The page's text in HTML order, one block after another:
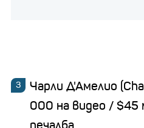
Чарли Д'Амелио
000 на видео / $45